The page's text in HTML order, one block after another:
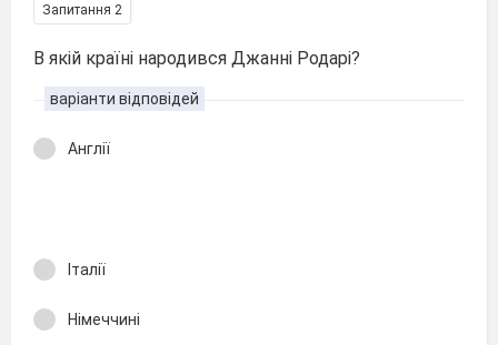
Запитання 2
В якій країні народився Джанні Родарі?
варіанти відповідей
Англії
Італії
Німеччині